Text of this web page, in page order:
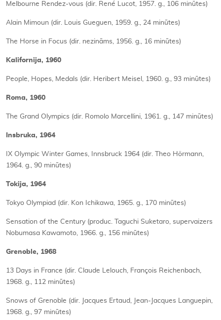
Melbourne Rendez-vous (dir. René Lucot, 1957. g., 106 minūtes)
Alain Mimoun (dir. Louis Gueguen, 1959. g., 24 minūtes)
The Horse in Focus (dir. nezināms, 1956. g., 16 minūtes)
Kalifornija, 1960
People, Hopes, Medals (dir. Heribert Meisel, 1960. g., 93 minūtes)
Roma, 1960
The Grand Olympics (dir. Romolo Marcellini, 1961. g., 147 minūtes)
Insbruka, 1964
IX Olympic Winter Games, Innsbruck 1964 (dir. Theo Hörmann,
1964. g., 90 minūtes)
Tokija, 1964
Tokyo Olympiad (dir. Kon Ichikawa, 1965. g., 170 minūtes)
Sensation of the Century (produc. Taguchi Suketaro, supervaizers
Nobumasa Kawamoto, 1966. g., 156 minūtes)
Grenoble, 1968
13 Days in France (dir. Claude Lelouch, François Reichenbach,
1968. g., 112 minūtes)
Snows of Grenoble (dir. Jacques Ertaud, Jean-Jacques Languepin,
1968. g., 97 minūtes)